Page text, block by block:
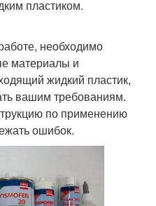
пластиком.
необходимо
материалы и
жидкий пластик,
вашим требованиям.
по применению
ошибок.